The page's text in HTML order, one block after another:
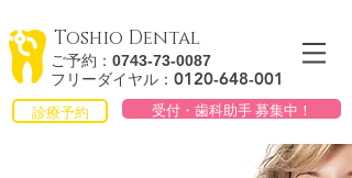
Toshio Dental
ご予約： 0743-73-0087
フリーダイヤル： 0120-648-001
診療予約 受付・歯科助手 募集中！